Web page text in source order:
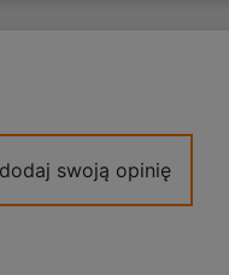
swoją opinię